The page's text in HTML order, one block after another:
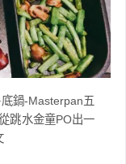
鍋-Masterpan五
跳水金童PO出一